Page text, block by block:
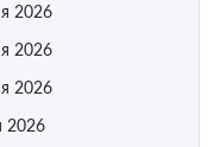
2026
2026
2026
2026